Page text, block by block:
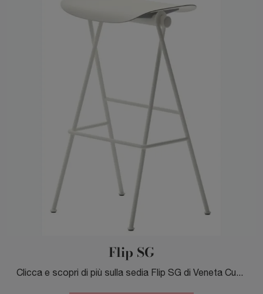
Flip SG
Clicca e scopri di più sulla sedia Flip SG di Veneta Cucine in plastica: le più originali Sedie sgabelli moderne ti aspettano.